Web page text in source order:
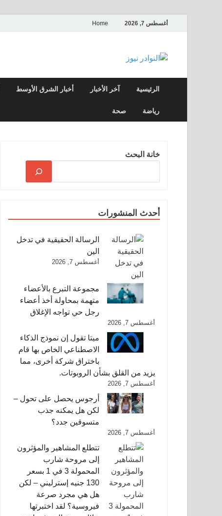
أغسطس 7, 2026 Home
النوادر نيوز
الرئيسية آخر الأخبار أخبار الشرق الأوسط
رياضة صحة
خانة البحث
أحدث المنشورات
الرسالة الحقيقية في تدخل
الين
أغسطس 7, 2026
مجموعة التبرع بالأعضاء
متهمة بمحاولة أخذ أعضاء
رجل حي تواجه الإغلاق
أغسطس 7, 2026
ميتا تقول إن نموذج الذكاء
الاصطناعي الخاص بها قام
باختراق شركة أخرى، مما
يزيد من القلق بشأن الروبوتات.
أغسطس 7, 2026
أرجوس يحصل على تحول –
لكن هل يمكنه جذب
متسوقين جدد؟
أغسطس 7, 2026
تتطلع المشاهير والمؤثرون
إلى مروحة شارب
المحمولة 3 في 1 بسعر
130 جنيه إسترليني – لكن
هل هي مجرد صرعة
فيروسية؟ لقد اختبرتها